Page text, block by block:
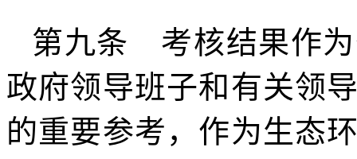
第九条 考核结果作为
政府领导班子和有关领
的重要参考，作为生态